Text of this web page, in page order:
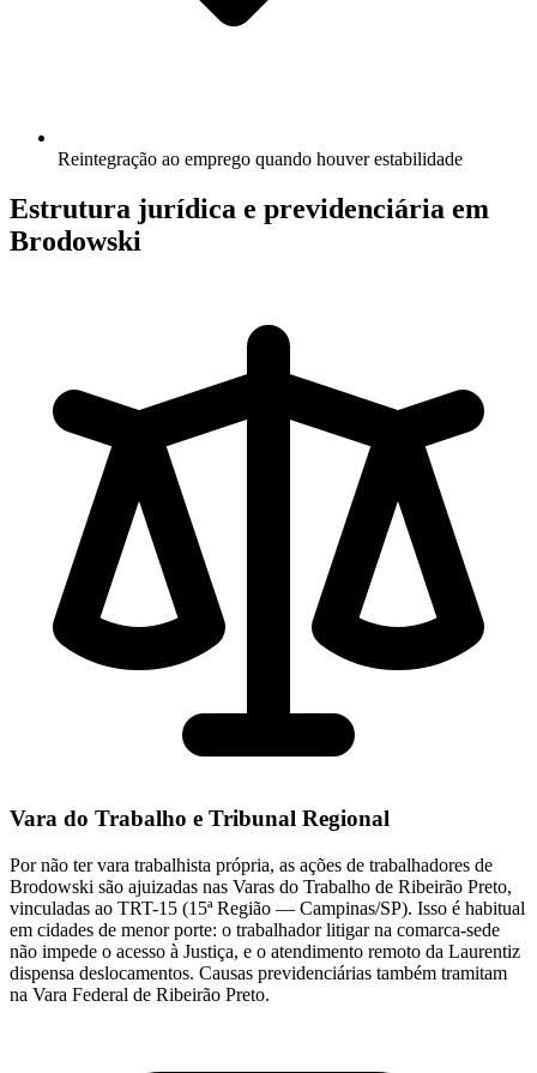
Reintegração ao emprego quando houver estabilidade
Estrutura jurídica e previdenciária em
Brodowski
Vara do Trabalho e Tribunal Regional
Por não ter vara trabalhista própria, as ações de trabalhadores de
Brodowski são ajuizadas nas Varas do Trabalho de Ribeirão Preto,
vinculadas ao TRT-15 (15ª Região — Campinas/SP). Isso é habitual
em cidades de menor porte: o trabalhador litigar na comarca-sede
não impede o acesso à Justiça, e o atendimento remoto da Laurentiz
dispensa deslocamentos. Causas previdenciárias também tramitam
na Vara Federal de Ribeirão Preto.